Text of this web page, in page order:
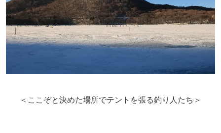
＜ここぞと決めた場所でテントを張る釣り人たち＞